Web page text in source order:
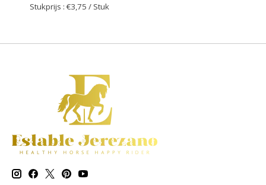
Stukprijs : €3,75 / Stuk